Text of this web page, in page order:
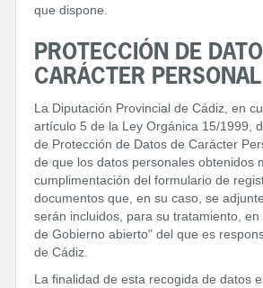
que dispone.
PROTECCIÓN DE
CARÁCTER PERSONAL
La Diputación Provincial de Cádiz, en
artículo 5 de la Ley Orgánica 15/1999,
de Protección de Datos de Carácter
de que los datos personales obtenidos
cumplimentación del formulario de
documentos que, en su caso, se
serán incluidos, para su tratamiento,
de Gobierno abierto" del que es
de Cádiz.
La finalidad de esta recogida de datos